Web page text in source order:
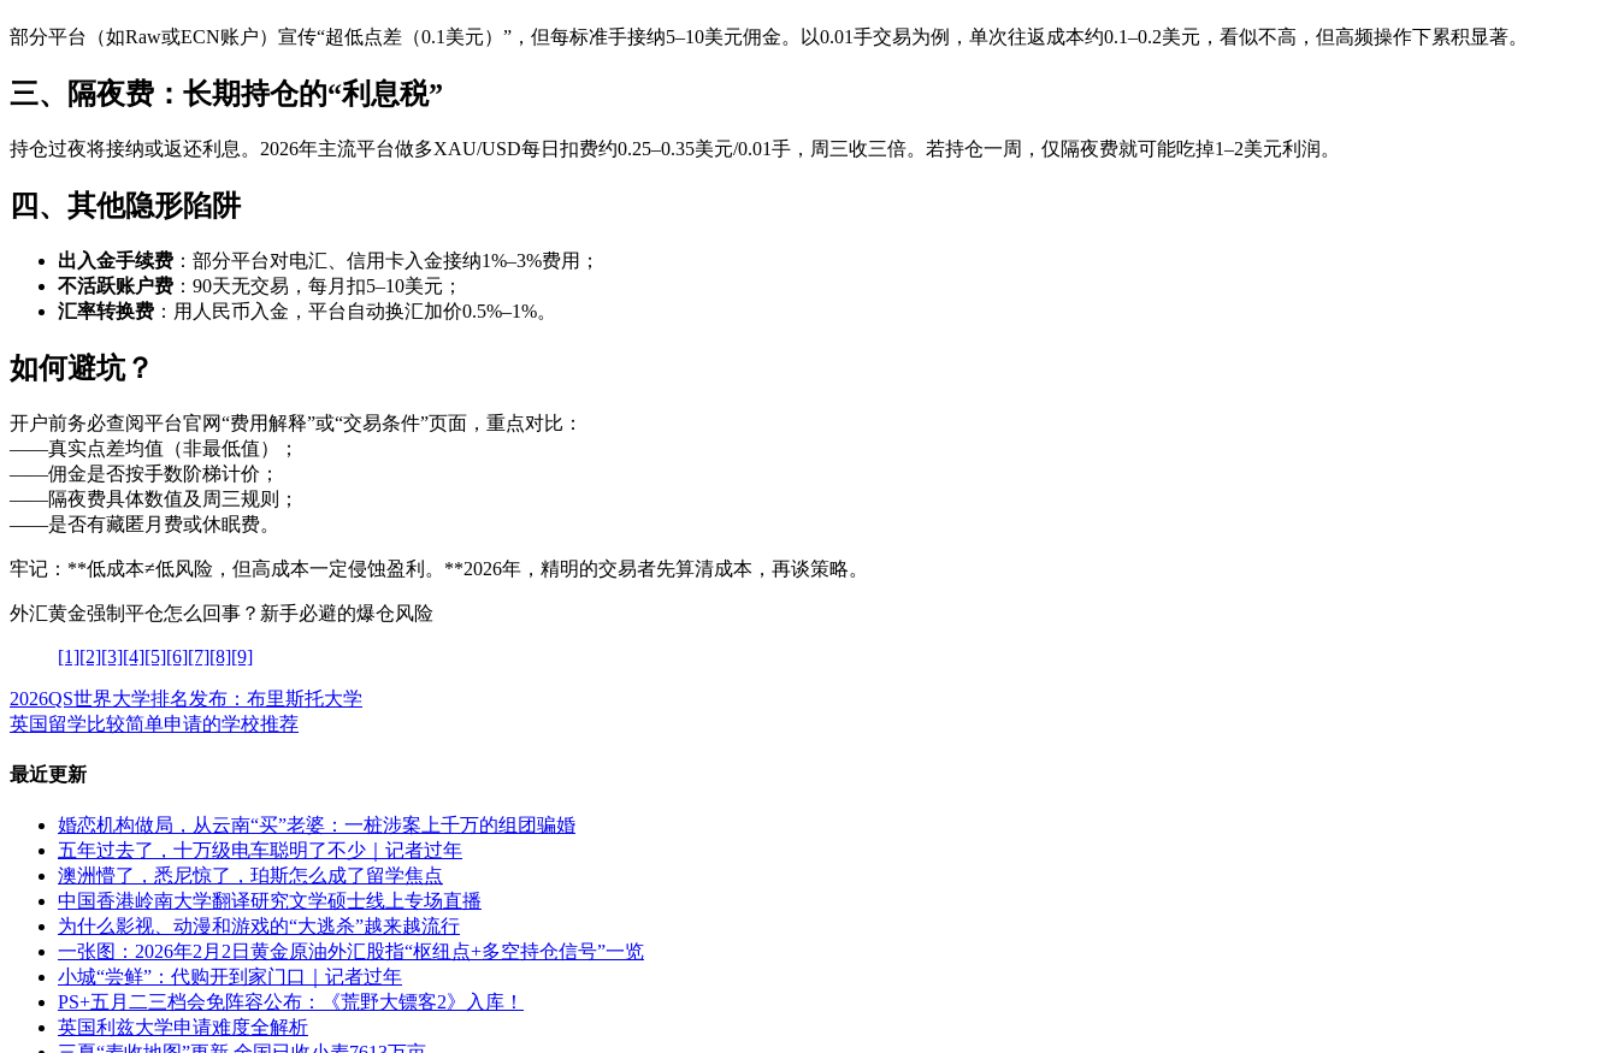
部分平台（如Raw或ECN账户）宣传“超低点差（0.1美元）”，但每标准手接纳5–10美元佣金。以0.01手交易为例，单次往返成本约0.1–0.2美元，看似不高，但高频操作下累积显著。
三、隔夜费：长期持仓的“利息税”
持仓过夜将接纳或返还利息。2026年主流平台做多XAU/USD每日扣费约0.25–0.35美元/0.01手，周三收三倍。若持仓一周，仅隔夜费就可能吃掉1–2美元利润。
四、其他隐形陷阱
出入金手续费 ：部分平台对电汇、信用卡入金接纳1%–3%费用；
不活跃账户费 ：90天无交易，每月扣5–10美元；
汇率转换费 ：用人民币入金，平台自动换汇加价0.5%–1%。
如何避坑？
开户前务必查阅平台官网“费用解释”或“交易条件”页面，重点对比：
——真实点差均值（非最低值）；
——佣金是否按手数阶梯计价；
——隔夜费具体数值及周三规则；
——是否有藏匿月费或休眠费。
牢记：**低成本≠低风险，但高成本一定侵蚀盈利。**2026年，精明的交易者先算清成本，再谈策略。
外汇黄金强制平仓怎么回事？新手必避的爆仓风险
[1][2][3][4][5][6][7][8][9]
2026QS世界大学排名发布：布里斯托大学
英国留学比较简单申请的学校推荐
最近更新
婚恋机构做局，从云南“买”老婆：一桩涉案上千万的组团骗婚
五年过去了，十万级电车聪明了不少｜记者过年
澳洲懵了，悉尼惊了，珀斯怎么成了留学焦点
中国香港岭南大学翻译研究文学硕士线上专场直播
为什么影视、动漫和游戏的“大逃杀”越来越流行
一张图：2026年2月2日黄金原油外汇股指“枢纽点+多空持仓信号”一览
小城“尝鲜”：代购开到家门口｜记者过年
PS+五月二三档会免阵容公布：《荒野大镖客2》入库！
英国利兹大学申请难度全解析